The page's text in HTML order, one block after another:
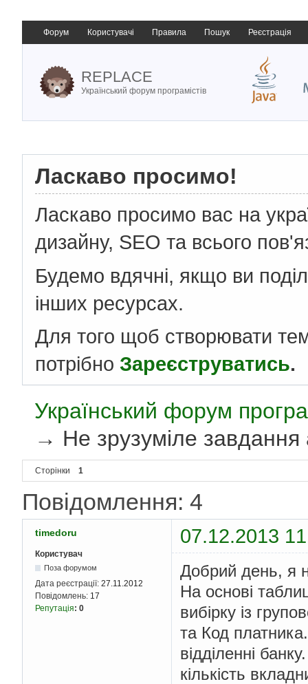
Форум Користувачі Правила Пошук Реєстрація
REPLACE
Український форум програмістів
Ласкаво просимо!
Ласкаво просимо вас на
дизайну, SEO та всього
Будемо вдячні, якщо ви
інших ресурсах.
Для того щоб створювати
потрібно Зареєструватись.
Український форум
→ Не зрузуміле
Сторінки 1
Повідомлення: 4
timedoru 07.12.2013
Користувач
Поза форумом
Дата реєстрації: 27.11.2012
Повідомлень: 17
Репутація: 0
Добрий день, я
На основі
вибірку із
та Код
відділенні
кількість